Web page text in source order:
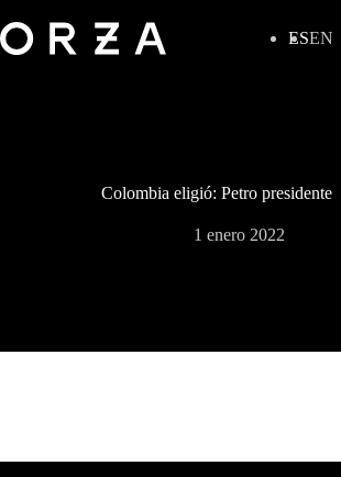
ESEN
Colombia eligió: Petro presidente
1 enero 2022